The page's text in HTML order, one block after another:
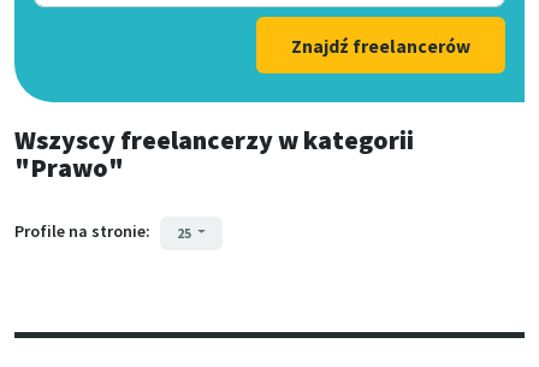
Znajdź freelancerów
Wszyscy freelancerzyw kategorii
"Prawo"
Profile na stronie: 25